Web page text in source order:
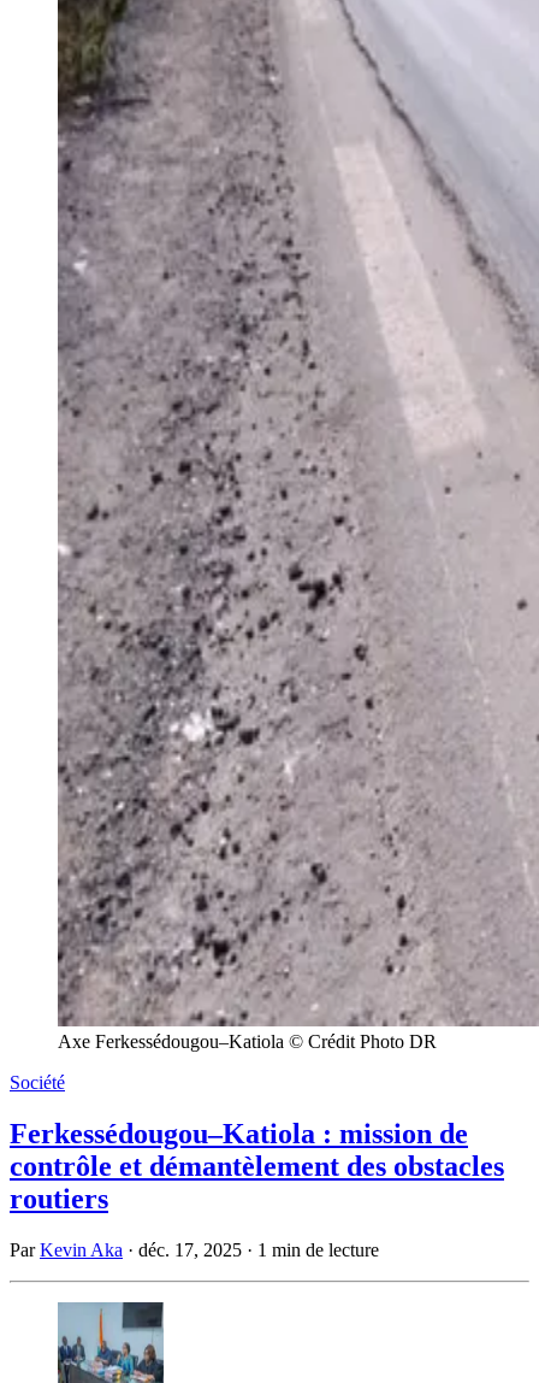
Axe Ferkessédougou–Katiola © Crédit Photo DR
Société
Ferkessédougou–Katiola : mission de
contrôle et démantèlement des obstacles
routiers
ParKevin Aka · déc. 17, 2025 · 1 min de lecture